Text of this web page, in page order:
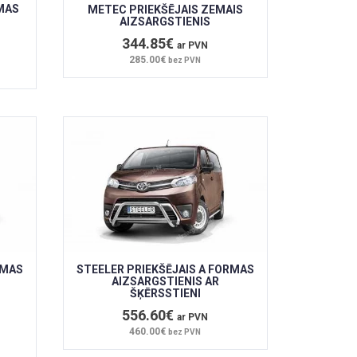
METEC PRIEKŠĒJAIS ZEMAIS
AIZSARGSTIENIS
344.85€ar PVN
285.00€bez PVN
STEELER PRIEKŠĒJAIS A FORMAS
AIZSARGSTIENIS AR
ŠĶĒRSSTIENI
556.60€ar PVN
460.00€bez PVN